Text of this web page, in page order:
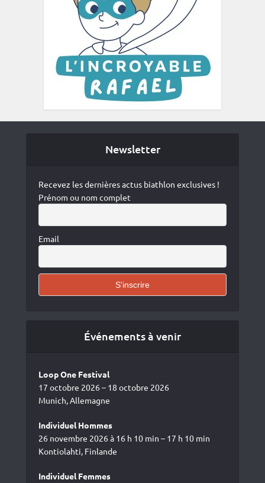
Newsletter
Recevez les dernières actus biathlon exclusives !
Prénom ou nom complet
Email
Événements à venir
Loop One Festival
17 octobre 2026 – 18 octobre 2026
Munich, Allemagne
Individuel Hommes
26 novembre 2026 à 16 h 10 min – 17 h 10 min
Kontiolahti, Finlande
Individuel Femmes